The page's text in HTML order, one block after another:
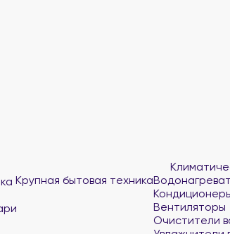
Крупная бытовая техника
Вентиляторы
Очистители